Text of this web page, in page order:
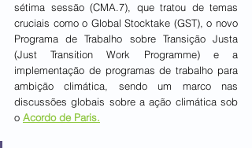
sétima sessão (CMA.7), que tratou de temas
cruciais como o Global Stocktake (GST), o novo
Programa de Trabalho sobre Transição Justa
(Just Transition Work Programme) e a
implementação de programas de trabalho para
ambição climática, sendo um marco nas
discussões globais sobre a ação climática sob
o Acordo de Paris.